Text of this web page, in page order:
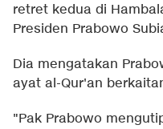
retret kedua di
Presiden Prabowo
Dia mengatakan
ayat al-Qur'an
"Pak Prabowo